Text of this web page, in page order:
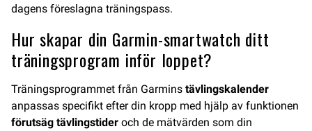
dagens föreslagna träningspass.
Hur skapar din Garmin-smartwatch ditt
träningsprogram inför loppet?
Träningsprogrammet från Garmins tävlingskalender
anpassas specifikt efter din kropp med hjälp av funktionen
förutsäg tävlingstider och de mätvärden som din